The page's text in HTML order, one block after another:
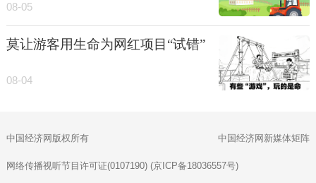
08-05
莫让游客用生命为网红项目“试错”
08-04
中国经济网版权所有 中国经济网新媒体矩阵
网络传播视听节目许可证(0107190) (京ICP备18036557号)